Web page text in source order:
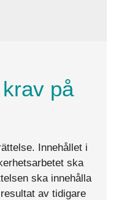
på
Innehållet i
ska
ska innehålla
av tidigare